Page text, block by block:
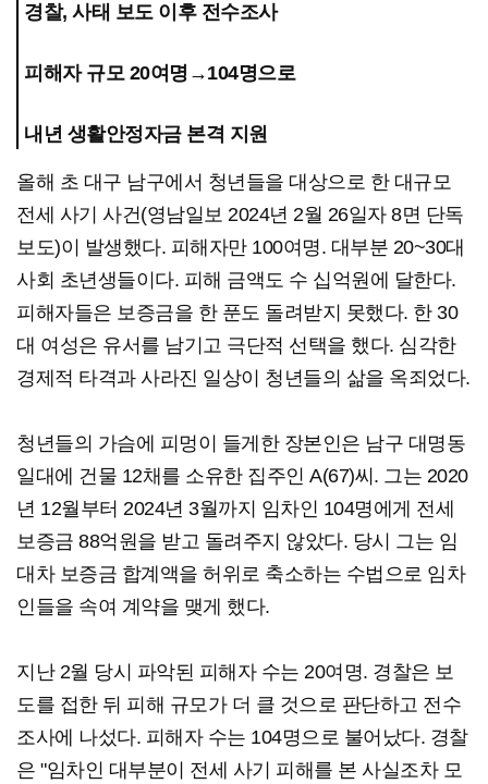
경찰, 사태 보도 이후 전수조사
피해자 규모 20여명→104명으로
내년 생활안정자금 본격 지원
올해 초 대구 남구에서 청년들을 대상으로 한 대규모
전세 사기 사건(영남일보 2024년 2월 26일자 8면 단독
보도)이 발생했다. 피해자만 100여명. 대부분 20~30대
사회 초년생들이다. 피해 금액도 수 십억원에 달한다.
피해자들은 보증금을 한 푼도 돌려받지 못했다. 한 30
대 여성은 유서를 남기고 극단적 선택을 했다. 심각한
경제적 타격과 사라진 일상이 청년들의 삶을 옥죄었다.
청년들의 가슴에 피멍이 들게한 장본인은 남구 대명동
일대에 건물 12채를 소유한 집주인 A(67)씨. 그는 2020
년 12월부터 2024년 3월까지 임차인 104명에게 전세
보증금 88억원을 받고 돌려주지 않았다. 당시 그는 임
대차 보증금 합계액을 허위로 축소하는 수법으로 임차
인들을 속여 계약을 맺게 했다.
지난 2월 당시 파악된 피해자 수는 20여명. 경찰은 보
도를 접한 뒤 피해 규모가 더 클 것으로 판단하고 전수
조사에 나섰다. 피해자 수는 104명으로 불어났다. 경찰
은 "임차인 대부분이 전세 사기 피해를 본 사실조차 모